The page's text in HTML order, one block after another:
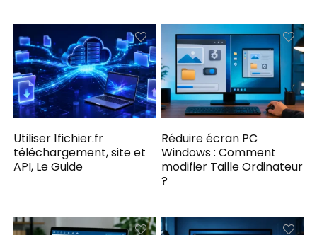
Utiliser 1fichier.fr
téléchargement, site et
API, Le Guide
Réduire écran PC
Windows : Comment
modifier Taille Ordinateur
?